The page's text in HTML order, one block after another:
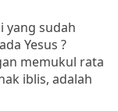
yang sudah
Yesus ?
memukul rata
iblis, adalah